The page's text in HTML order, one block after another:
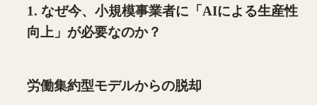
1. なぜ今、小規模事業者に「AIによる生産性
向上」が必要なのか？
労働集約型モデルからの脱却